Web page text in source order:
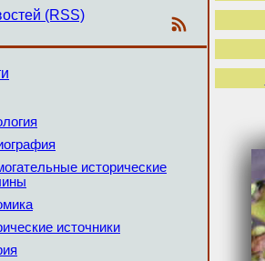
(RSS)
исторические
источники